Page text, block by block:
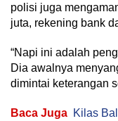
polisi juga
juta, rekening bank
“Napi ini adalah
Dia awalnya
dimintai keterangan
Baca Juga Kilas